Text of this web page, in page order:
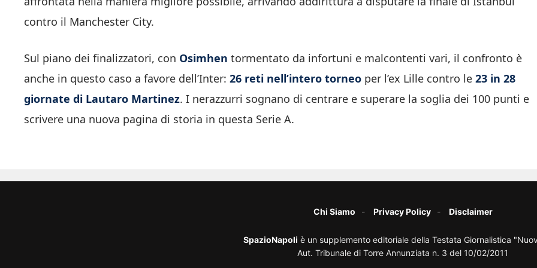
contro il Manchester City.
Sul piano dei finalizzatori, con Osimhen tormentato da infortuni e malcontenti vari, il confronto è
anche in questo caso a favore dell’Inter: 26 reti nell’intero torneo per l’ex Lille contro le 23 in 28
giornate di Lautaro Martinez. I nerazzurri sognano di centrare e superare la soglia dei 100 punti e
scrivere una nuova pagina di storia in questa Serie A.
Chi Siamo Privacy Policy Disclaimer
SpazioNapoli è un supplemento editoriale della Testata Giornalistica
Aut. Tribunale di Torre Annunziata n. 3 del 10/02/2011